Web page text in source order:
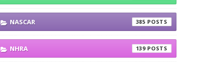
NASCAR 385
NHRA 139